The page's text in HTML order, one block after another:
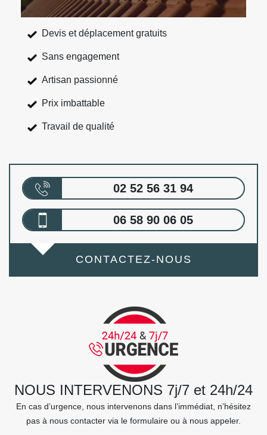
Devis et déplacement gratuits
Sans engagement
Artisan passionné
Prix imbattable
Travail de qualité
02 52 56 31 94
06 58 90 06 05
CONTACTEZ-NOUS
NOUS INTERVENONS 7j/7 et 24h/24
En cas d’urgence, nous intervenons dans l’immédiat, n’hésitez
pas à nous contacter via le formulaire ou à nous appeler.